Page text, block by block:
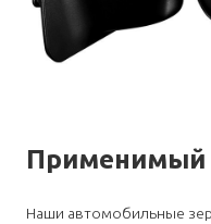
Применимый
Наши автомобильные